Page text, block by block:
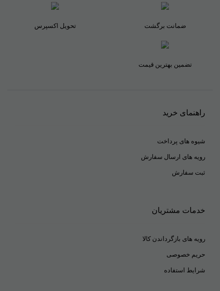
ضمانت برگشت تحویل اکسپرس
تضمین بهترین قیمت
راهنمای خرید
شیوه های پرداخت
رویه های ارسال سفارش
ثبت سفارش
خدمات مشتریان
رویه های بازگرداندن کالا
حریم خصوصی
شرایط استفاده